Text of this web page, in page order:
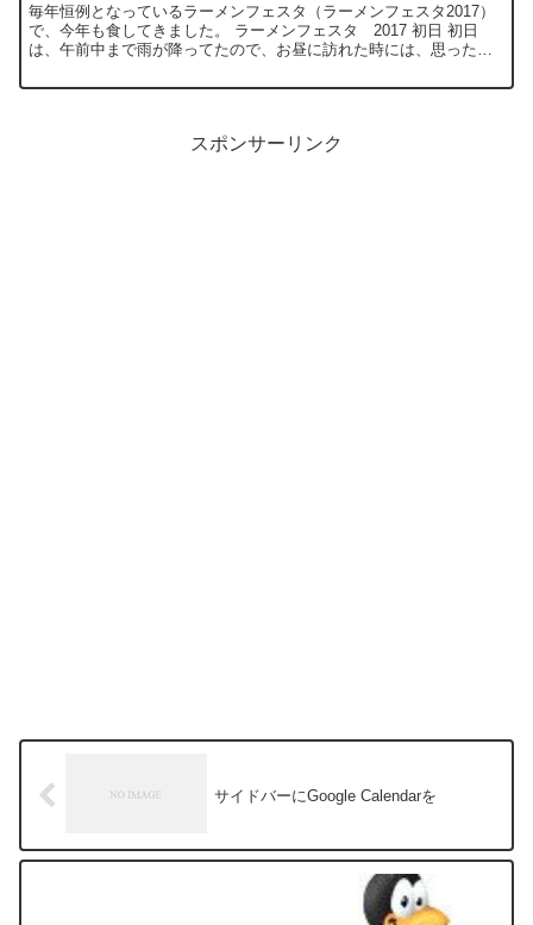
毎年恒例となっているラーメンフェスタ（ラーメンフェスタ2017）
で、今年も食してきました。 ラーメンフェスタ 2017 初日 初日
は、午前中まで雨が降ってたので、お昼に訪れた時には、思ったほ
スポンサーリンク
サイドバーにGoogle Calendarを